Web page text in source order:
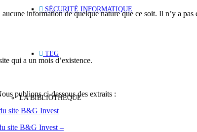
SÉCURITÉ INFORMATIQUE
TEG
LA BIBLIOTHÈQUE
information de quelque nature que ce soit. Il n’y a
qui a un mois d’existence.
publions ci-dessous des extraits :
site B&G Invest
site B&G Invest –